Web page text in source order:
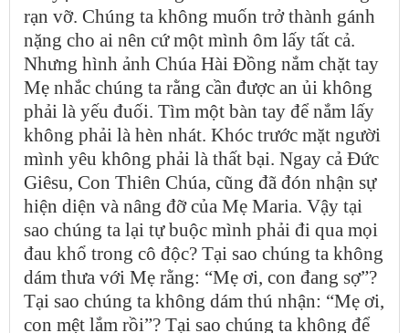
rạn vỡ. Chúng ta không muốn trở thành gánh
nặng cho ai nên cứ một mình ôm lấy tất cả.
Nhưng hình ảnh Chúa Hài Đồng nắm chặt tay
Mẹ nhắc chúng ta rằng cần được an ủi không
phải là yếu đuối. Tìm một bàn tay để nắm lấy
không phải là hèn nhát. Khóc trước mặt người
mình yêu không phải là thất bại. Ngay cả Đức
Giêsu, Con Thiên Chúa, cũng đã đón nhận sự
hiện diện và nâng đỡ của Mẹ Maria. Vậy tại
sao chúng ta lại tự buộc mình phải đi qua mọi
đau khổ trong cô độc? Tại sao chúng ta không
dám thưa với Mẹ rằng: “Mẹ ơi, con đang sợ”?
Tại sao chúng ta không dám thú nhận: “Mẹ ơi,
con mệt lắm rồi”? Tại sao chúng ta không để